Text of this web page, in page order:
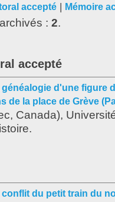
accepté | Mémoire
: 2.
accepté
généalogie d'une figure
de la place de Grève
Canada),
conflit du petit train du